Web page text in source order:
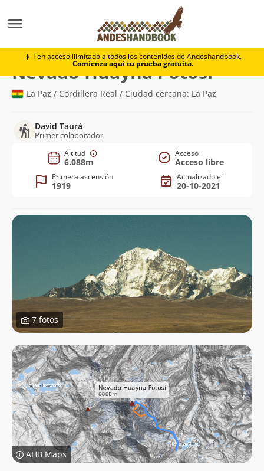
Ten acceso ilimitado a todos los contenidos de Andeshandbook.
Comienza aquí tu prueba gratuita.
Nevado Huayna Potosí
Nevado Huayna Potosí
La Paz / Cordillera Real / Ciudad cercana: La Paz
David Taurá
Primer colaborador
Altitud
6.088m
Acceso
Acceso libre
Primera ascensión
1919
Actualizado el
20-10-2021
7 fotos
AHB Maps